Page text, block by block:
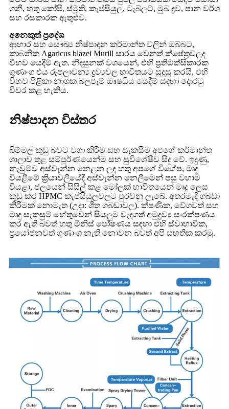
ගනී, හතු කෝපි, ස්මූති, කැප්සියුල, ටැබ්ලට්, මුඛ ද්‍රව, පාන වර්ග
සහ රසකාරක ඇතුළුව.
අනෙකුත් ප්‍රදේශ
ආහාර සහ සෞඛ්‍ය නිෂ්පාදන කර්මාන්ත වලින් ඔබ්බට,
කාබනික Agaricus blazei Murill සාරය වෙනත් ක්ෂේත්‍රවලද
විභව යෙදීම් ඇත. නිදසුනක් වශයෙන්, එහි ප්‍රතිඔක්සිකාරක
ගුණාංග එය රූපලාවන්‍ය ද්‍රව්‍යවල භාවිතයට සුදුසු කරයි, එහි
විභව පිළිකා නාශක බලපෑම් ඖෂධීය යෙදීම් සඳහා දොරටු
විවර කළ හැකිය.
නිෂ්පාදන විස්තර
බිම්මල් කුඩු බවට වගා කිරීම සහ සැකසීම අපගේ කර්මාන්ත
ශාලාව තුළ සම්පූර්ණයෙන්ම සහ සුවිශේෂීව සිදු වේ. ඉදුණු,
නැවුම්ව අස්වැන්න නෙළන ලද හතු අපගේ විශේෂ, මෘදු
වියළීමේ ක්‍රියාවලියේදී අස්වැන්න නෙලීමෙන් පසු වහාම
වියළා, ජලයෙන් සිසිල් කළ මෝලක් භාවිතයෙන් මෘදු ලෙස
කුඩු කර HPMC කැප්සියුලවලට පුරවනු ලැබේ. අතරමැදි ගබඩා
කිරීමක් නොමැත (උදා: ශීත ගබඩාවල). ක්ෂණික, වේගවත් සහ
මෘදු සැකසුම් හේතුවෙන් සියලුම වැදගත් අමුද්‍රව්‍ය සංරක්ෂණය
කර ඇති බවත් හතු මිනිස් පෝෂණය සඳහා එහි ස්වාභාවික,
ප්‍රයෝජනවත් ගුණාංග නැති නොවන බවත් අපි සහතික කරමු.